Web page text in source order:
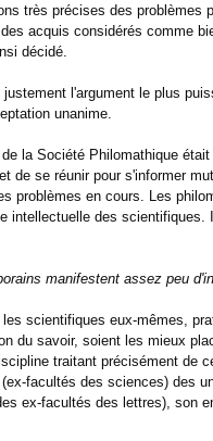
très précises des
acquis considérés comme
décidé.
l'argument le plus
unanime.
la Société Philomathique
de se réunir pour s'informer
problèmes en cours. Les
intellectuelle des
manifestent assez peu
scientifiques eux-mêmes,
du savoir, soient les mieux
traitant précisément de
facultés des sciences) des
ex-facultés des lettres), son